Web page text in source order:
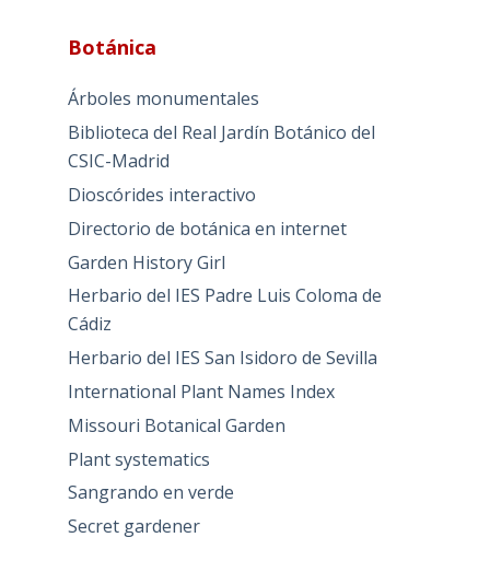
Botánica
Árboles monumentales
Biblioteca del Real Jardín Botánico del
CSIC-Madrid
Dioscórides interactivo
Directorio de botánica en internet
Garden History Girl
Herbario del IES Padre Luis Coloma de
Cádiz
Herbario del IES San Isidoro de Sevilla
International Plant Names Index
Missouri Botanical Garden
Plant systematics
Sangrando en verde
Secret gardener